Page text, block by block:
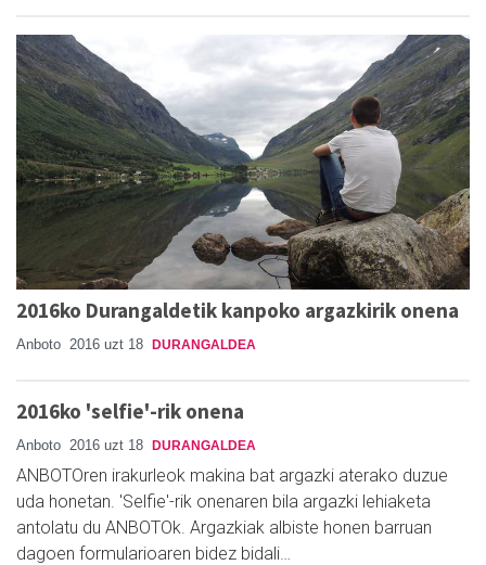
2016ko Durangaldetik kanpoko argazkirik onena
Anboto 2016 uzt 18 DURANGALDEA
2016ko 'selfie'-rik onena
Anboto 2016 uzt 18 DURANGALDEA
ANBOTOren irakurleok makina bat argazki aterako duzue
uda honetan. 'Selfie'-rik onenaren bila argazki lehiaketa
antolatu du ANBOTOk. Argazkiak albiste honen barruan
dagoen formularioaren bidez bidali…